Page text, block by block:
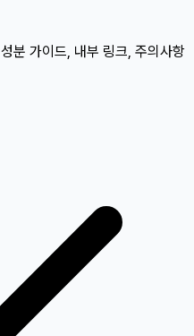
성분 가이드, 내부 링크, 주의사항